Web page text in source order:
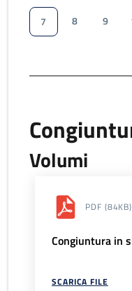
7
8 9
Volumi
PDF (84KB)
Congiuntura in
SCARICA FILE